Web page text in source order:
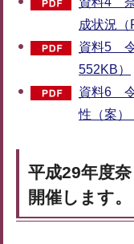
成状況（
資料5 令
552KB）
資料6 令
性（案）
平成29年度
開催します。